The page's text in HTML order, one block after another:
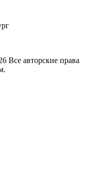
Все авторские права